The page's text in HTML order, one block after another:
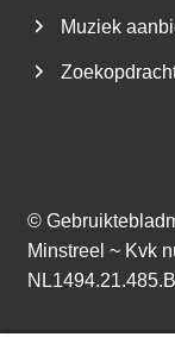
Muziek
©
Minstreel ~ Kvk